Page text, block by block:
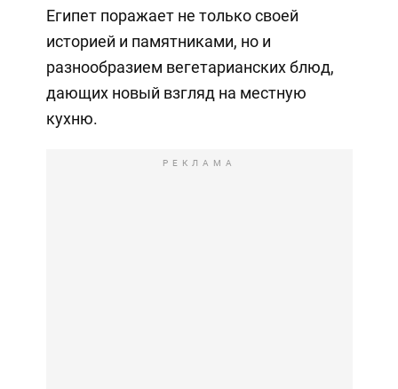
Египет поражает не только своей
историей и памятниками, но и
разнообразием вегетарианских блюд,
дающих новый взгляд на местную
кухню.
РЕКЛАМА